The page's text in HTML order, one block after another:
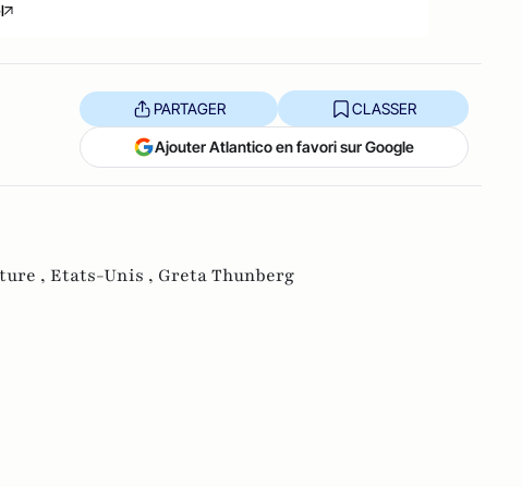
PARTAGER CLASSER
Ajouter Atlantico en favori sur Google
, Etats-Unis , Greta Thunberg